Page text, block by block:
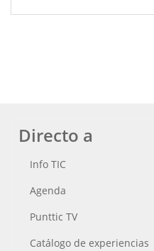
Directo a
Info TIC
Agenda
Punttic TV
Catálogo de experiencias